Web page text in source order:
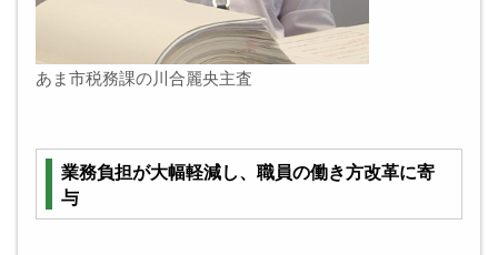
あま市税務課の川合麗央主査
業務負担が大幅軽減し、職員の働き方改革に寄
与